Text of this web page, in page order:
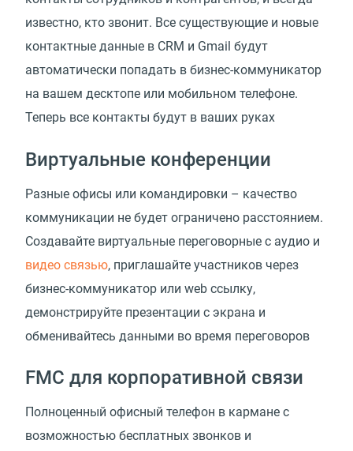
известно, кто звонит. Все существующие и новые
контактные данные в CRM и Gmail будут
автоматически попадать в бизнес-коммуникатор
на вашем десктопе или мобильном телефоне.
Теперь все контакты будут в ваших руках
Виртуальные конференции
Разные офисы или командировки – качество
коммуникации не будет ограничено расстоянием.
Создавайте виртуальные переговорные с аудио и
видео связью, приглашайте участников через
бизнес-коммуникатор или web ссылку,
демонстрируйте презентации с экрана и
обменивайтесь данными во время переговоров
FMC для корпоративной связи
Полноценный офисный телефон в кармане с
возможностью бесплатных звонков и